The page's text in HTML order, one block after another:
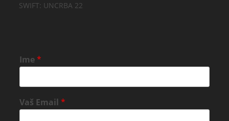
SWIFT: UNCRBA 22
Ime*
Vaš Email*